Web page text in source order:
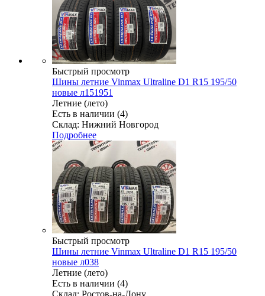
Быстрый просмотр
Шины летние Vinmax Ultraline D1 R15 195/50
новые л151951
Летние (лето)
Есть в наличии (4)
Склад: Нижний Новгород
Подробнее
Быстрый просмотр
Шины летние Vinmax Ultraline D1 R15 195/50
новые л038
Летние (лето)
Есть в наличии (4)